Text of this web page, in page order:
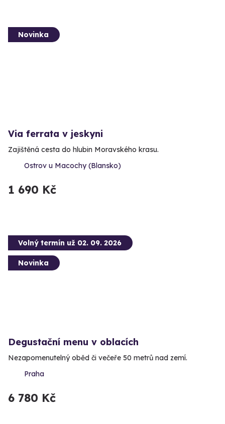
Novinka
Via ferrata v jeskyni
Zajištěná cesta do hlubin Moravského krasu.
Ostrov u Macochy (Blansko)
1 690 Kč
Volný termín už 02. 09. 2026
Novinka
Degustační menu v oblacích
Nezapomenutelný oběd či večeře 50 metrů nad zemí.
Praha
6 780 Kč